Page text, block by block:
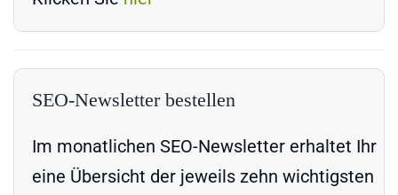
SEO-Newsletter bestellen
Im monatlichen SEO-Newsletter erhaltet Ihr
eine Übersicht der jeweils zehn wichtigsten